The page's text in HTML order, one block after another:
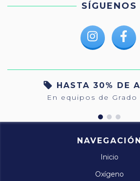
SÍGUENOS
HASTA 30% DE
En equipos de Grado
NAVEGACIÓN
Inicio
Oxígeno